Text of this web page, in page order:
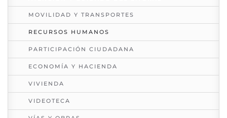
MOVILIDAD Y TRANSPORTES
RECURSOS HUMANOS
PARTICIPACIÓN CIUDADANA
ECONOMÍA Y HACIENDA
VIVIENDA
VIDEOTECA